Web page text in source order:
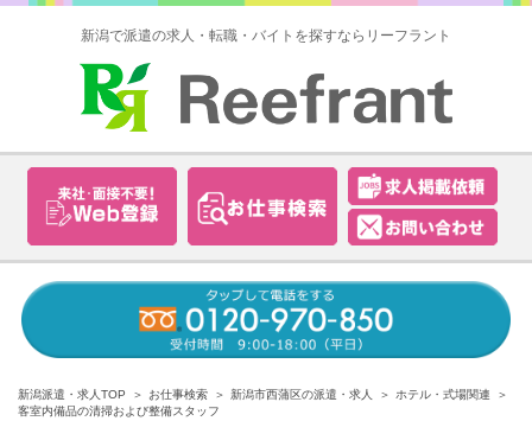
新潟で派遣の求人・転職・バイトを探すならリーフラント
新潟派遣・求人TOP お仕事検索 新潟市西蒲区の派遣・求人
ホテル・式場関連
客室内備品の清掃および整備スタッフ